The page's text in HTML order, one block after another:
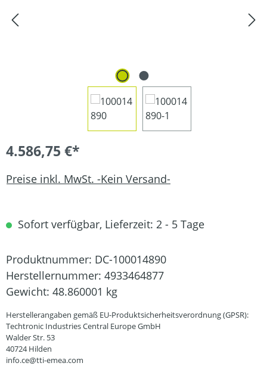
4.586,75 €*
Preise inkl. MwSt. -Kein Versand-
Sofort verfügbar, Lieferzeit: 2 - 5 Tage
Produktnummer: DC-100014890
Herstellernummer: 4933464877
Gewicht: 48.860001 kg
Herstellerangaben gemäß EU-Produktsicherheitsverordnung (GPSR):
Techtronic Industries Central Europe GmbH
Walder Str. 53
40724 Hilden
info.ce@tti-emea.com